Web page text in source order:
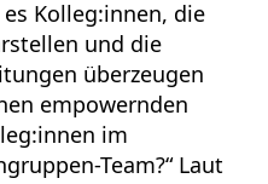
Kolleg:innen, die
und die
überzeugen
empowernden
im
Team?“ Laut